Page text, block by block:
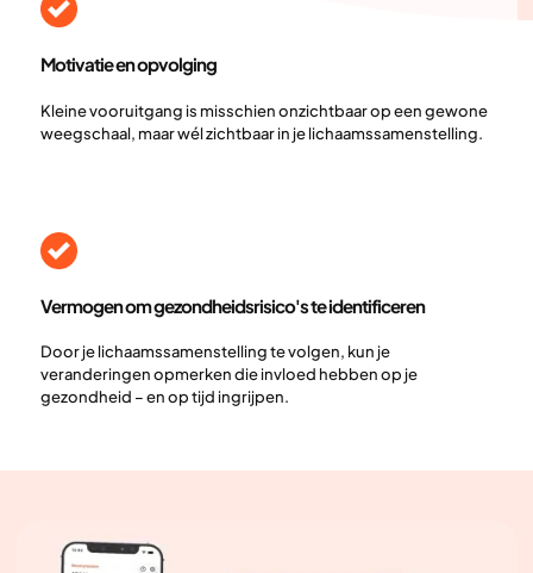
Motivatie en opvolging
Kleine vooruitgang is misschien onzichtbaar op een gewone
weegschaal, maar wél zichtbaar in je lichaamssamenstelling.
Vermogen om gezondheidsrisico's te identificeren
Door je lichaamssamenstelling te volgen, kun je
veranderingen opmerken die invloed hebben op je
gezondheid – en op tijd ingrijpen.